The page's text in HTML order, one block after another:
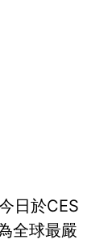
日於CES
全球最嚴